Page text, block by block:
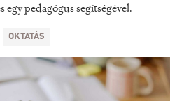
egy pedagógus segítségével.
OKTATÁS